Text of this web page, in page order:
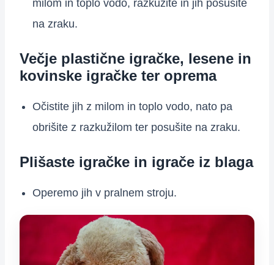
milom in toplo vodo, razkužite in jih posušite
na zraku.
Večje plastične igračke, lesene in
kovinske igračke ter oprema
Očistite jih z milom in toplo vodo, nato pa
obrišite z razkužilom ter posušite na zraku.
Plišaste igračke in igrače iz blaga
Operemo jih v pralnem stroju.